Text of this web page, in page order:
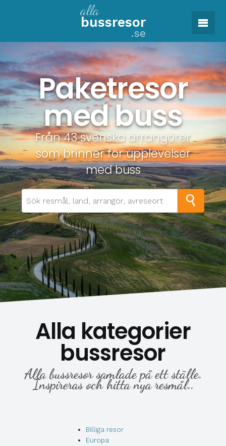
alla
bussresor
.se
Paketresor
med buss
Från 43 svenska arrangörer
som brinner för upplevelser
med buss
Alla kategorier
bussresor
Alla bussresor samlade på ett ställe.
Inspireras och hitta nya resmål..
Billiga resor
Europa